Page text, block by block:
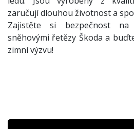
zaručují dlouhou životnost a
Zajistěte si bezpečnost na
sněhovými řetězy Škoda a
zimní výzvu!